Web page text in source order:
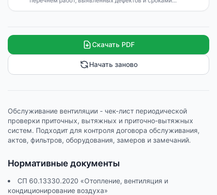
устранения.
Скачать PDF
Начать заново
Обслуживание вентиляции - чек-лист периодической
проверки приточных, вытяжных и приточно-вытяжных
систем. Подходит для контроля договора обслуживания,
актов, фильтров, оборудования, замеров и замечаний.
Нормативные документы
СП 60.13330.2020 «Отопление, вентиляция и
кондиционирование воздуха»